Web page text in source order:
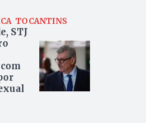
TOCANTINS
STJ